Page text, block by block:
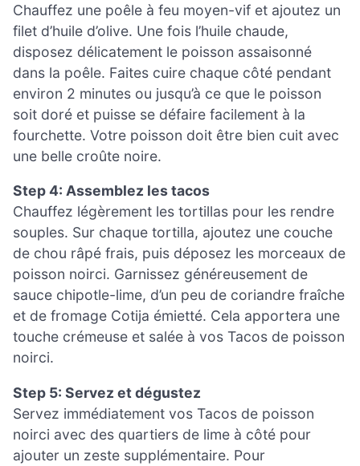
Chauffez une poêle à feu moyen-vif et ajoutez un
filet d’huile d’olive. Une fois l’huile chaude,
disposez délicatement le poisson assaisonné
dans la poêle. Faites cuire chaque côté pendant
environ 2 minutes ou jusqu’à ce que le poisson
soit doré et puisse se défaire facilement à la
fourchette. Votre poisson doit être bien cuit avec
une belle croûte noire.
Step 4: Assemblez les tacos
Chauffez légèrement les tortillas pour les rendre
souples. Sur chaque tortilla, ajoutez une couche
de chou râpé frais, puis déposez les morceaux de
poisson noirci. Garnissez généreusement de
sauce chipotle-lime, d’un peu de coriandre fraîche
et de fromage Cotija émietté. Cela apportera une
touche crémeuse et salée à vos Tacos de poisson
noirci.
Step 5: Servez et dégustez
Servez immédiatement vos Tacos de poisson
noirci avec des quartiers de lime à côté pour
ajouter un zeste supplémentaire. Pour